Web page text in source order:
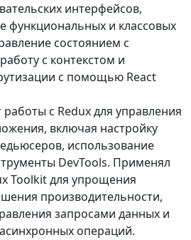
интерфейсов,
функциональных и классовых
состоянием с
с контекстом и
с помощью React
работы с Redux для управления
включая настройку
использование
DevTools. Применял
Toolkit для упрощения
производительности,
запросами данных и
операций.